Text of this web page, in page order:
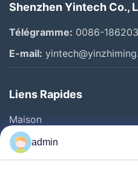
Imprimante à jet d'encre de
introduction de société
Machine de PCT CTCP
Machine à imprimer à la CTP
Machine UV PCT
Shenzhen Yintech Co.,
Télégramme: 0086-
E-mail:
Liens Rapides
Maison
Produits
Vidéos
admin